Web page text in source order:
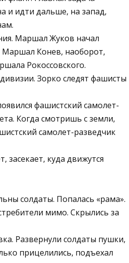
и идти дальше, на запад,
Маршал Жуков начал
Конев, наоборот,
Рокоссовского.
Зорко следят фашисты
фашистский самолет-
Когда смотришь с земли,
самолет-разведчик
засекает, куда движутся
солдаты. Попалась «рама».
мимо. Скрылись за
Развернули солдаты пушки,
прицелились, подъехал